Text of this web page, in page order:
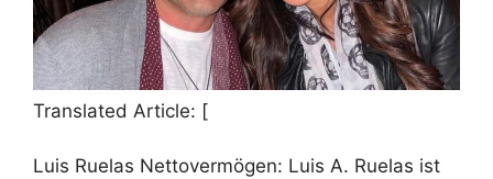
Translated Article: [
Luis Ruelas Nettovermögen: Luis A. Ruelas ist